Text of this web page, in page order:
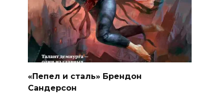
«Пепел и сталь» Брендон
Сандерсон